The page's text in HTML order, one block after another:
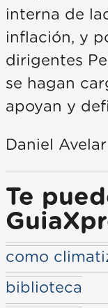
interna de
inflación, y
dirigentes
se hagan
apoyan y
Daniel Avelar
Te
como
biblioteca